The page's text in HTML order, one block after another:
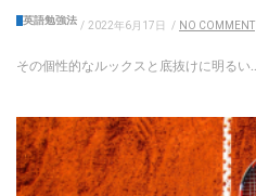
英語勉強法 / 2022年6月17日 / NO COMMENT
その個性的なルックスと底抜けに明るい...